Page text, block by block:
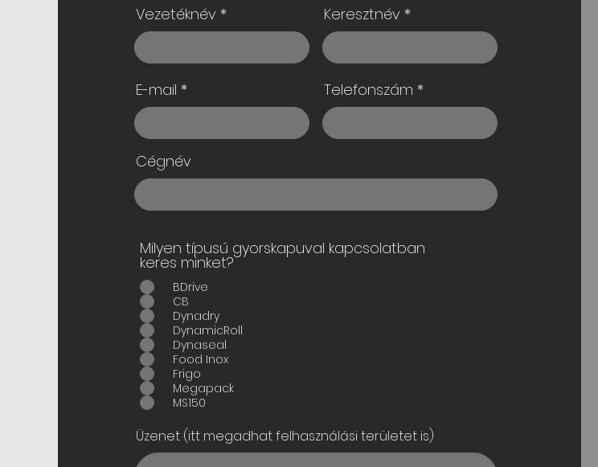
Vezetéknév Keresztnév
E-mail Telefonszám
Cégnév
Milyen típusú gyorskapuval kapcsolatban
keres minket?
BDrive
CB
Dynadry
DynamicRoll
Dynaseal
Food Inox
Frigo
Megapack
MS150
Üzenet (itt megadhat felhasználási területet is)